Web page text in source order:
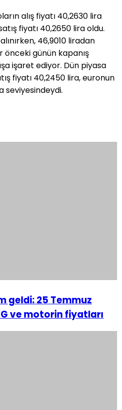
alış fiyatı 40,2630 lira
fiyatı 40,2650 lira oldu.
46,9010 liradan
önceki günün kapanış
işaret ediyor. Dün piyasa
fiyatı 40,2450 lira, euronun
seviyesindeydi.
geldi: 25 Temmuz
ve motorin fiyatları